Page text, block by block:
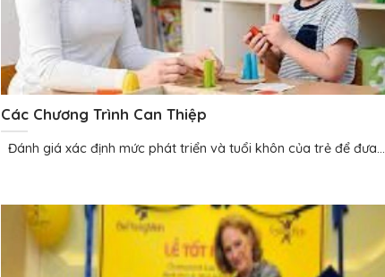
Các Chương Trình Can Thiệp
Đánh giá xác định mức phát triển và tuổi khôn của trẻ để đưa...